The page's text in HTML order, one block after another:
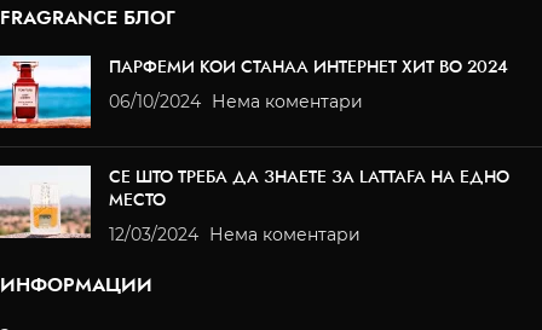
FRAGRANCE БЛОГ
ПАРФЕМИ КОИ СТАНАА ИНТЕРНЕТ ХИТ ВО 2024
06/10/2024 Нема коментари
СЕ ШТО ТРЕБА ДА ЗНАЕТЕ ЗА LATTAFA НА ЕДНО
МЕСТО
12/03/2024 Нема коментари
ИНФОРМАЦИИ